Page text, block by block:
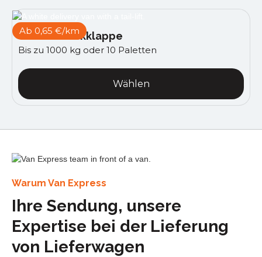
Ab 0,65 €/km
Van mit Heckklappe
Bis zu 1000 kg oder 10 Paletten
Wählen
Warum Van Express
Ihre Sendung, unsere
Expertise bei der Lieferung
von Lieferwagen